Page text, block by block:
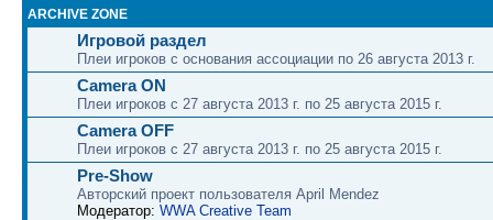
ARCHIVE ZONE
Игровой раздел
Плеи игроков с основания ассоциации по 26 августа 2013 г.
Camera ON
Плеи игроков с 27 августа 2013 г. по 25 августа 2015 г.
Camera OFF
Плеи игроков с 27 августа 2013 г. по 25 августа 2015 г.
Pre-Show
Авторский проект пользователя April Mendez
Модератор: WWA Creative Team